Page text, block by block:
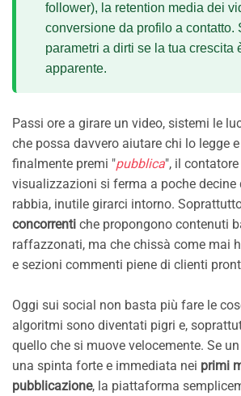
follower), la retention media dei
conversione da profilo a contatto.
parametri a dirti se la tua crescita
apparente.
Passi ore a girare un video, sistemi le
che possa davvero aiutare chi lo legge
finalmente premi "pubblica", il
visualizzazioni si ferma a poche decine
rabbia, inutile girarci intorno.
concorrenti che propongono contenuti
raffazzonati, ma che chissà come mai
e sezioni commenti piene di clienti
Oggi sui social non basta più fare le
algoritmi sono diventati pigri e,
quello che si muove velocemente. Se
una spinta forte e immediata nei primi
pubblicazione, la piattaforma